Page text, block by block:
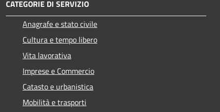
CATEGORIE DI SERVIZIO
Anagrafe e stato civile
Cultura e tempo libero
Vita lavorativa
Imprese e Commercio
Catasto e urbanistica
Mobilità e trasporti